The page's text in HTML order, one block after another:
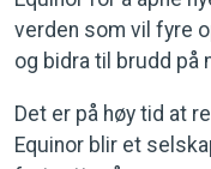
verden som vil fyre
og bidra til brudd på
Det er på høy tid at
Equinor blir et